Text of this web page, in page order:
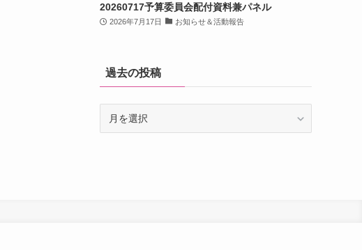
20260717予算委員会配付資料兼パネル
2026年7月17日 お知らせ＆活動報告
過去の投稿